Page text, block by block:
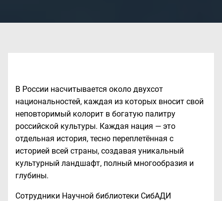
В России насчитывается около двухсот
национальностей, каждая из которых вносит свой
неповторимый колорит в богатую палитру
российской культуры. Каждая нация — это
отдельная история, тесно переплетённая с
историей всей страны, создавая уникальный
культурный ландшафт, полный многообразия и
глубины.
Сотрудники Научной библиотеки СибАДИ